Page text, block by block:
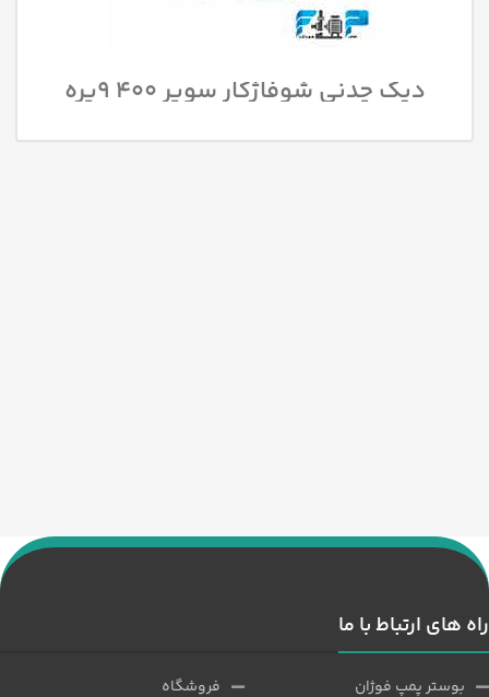
دیگ چدنی شوفاژکار سوپر 400 9پره
راه های ارتباط با ما
بوستر پمپ فوژان
فروشگاه